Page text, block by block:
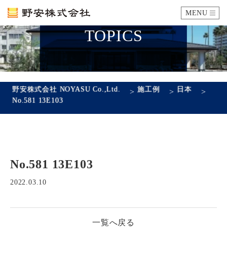
MENU
カタログ
企業情報
会社概要
採用情報
先輩社員の声
TOPICS
野安株式会社 NOYASU Co.,Ltd. >施工例 > 日本 >
No.581 13E103
No.581 13E103
2022.03.10
一覧へ戻る